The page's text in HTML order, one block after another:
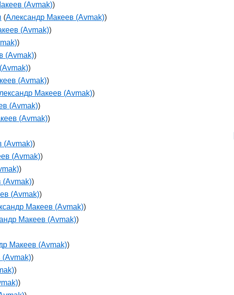
(Avmak))
(Александр Макеев (Avmak))
(Avmak))
)
(Avmak))
)
(Avmak))
Макеев (Avmak))
(Avmak))
(Avmak))
(Avmak))
(Avmak))
)
(Avmak))
(Avmak))
Макеев (Avmak))
Макеев (Avmak))
Макеев (Avmak))
(Avmak))
)
)